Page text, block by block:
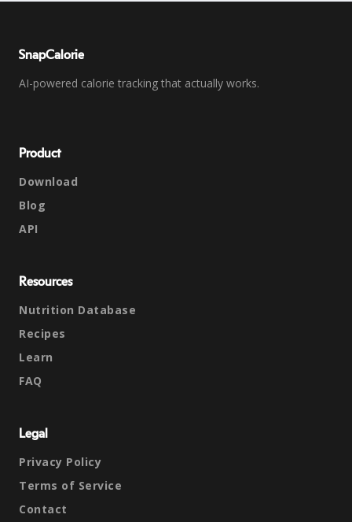
SnapCalorie
AI-powered calorie tracking that actually works.
Product
Download
Blog
API
Resources
Nutrition Database
Recipes
Learn
FAQ
Legal
Privacy Policy
Terms of Service
Contact